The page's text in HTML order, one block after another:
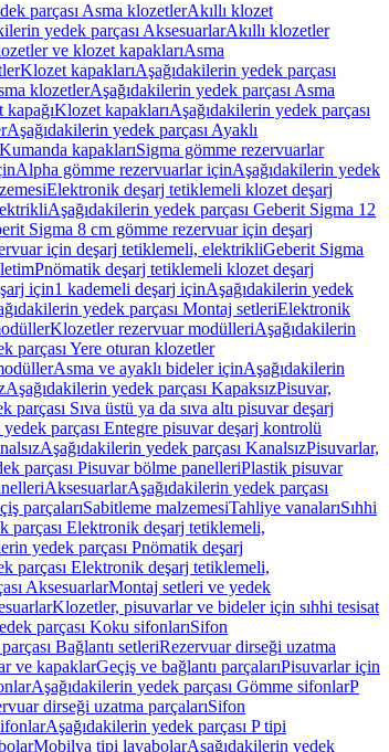
parçası Asma klozetlerAkıllı klozet
yedek parçası AksesuarlarAkıllı klozetler
ve klozet kapaklarıAsma
Klozet kapaklarıAşağıdakilerin yedek parçası
klozetlerAşağıdakilerin yedek parçası Asma
Klozet kapaklarıAşağıdakilerin yedek parçası
Aşağıdakilerin yedek parçası Ayaklı
kapaklarıSigma gömme rezervuarlar
Alpha gömme rezervuarlar içinAşağıdakilerin yedek
Elektronik deşarj tetiklemeli klozet deşarj
Aşağıdakilerin yedek parçası Geberit Sigma 12
Sigma 8 cm gömme rezervuar için deşarj
için deşarj tetiklemeli, elektrikliGeberit Sigma
Pnömatik deşarj tetiklemeli klozet deşarj
için1 kademeli deşarj içinAşağıdakilerin yedek
yedek parçası Montaj setleriElektronik
Klozetler rezervuar modülleriAşağıdakilerin
parçası Yere oturan klozetler
Asma ve ayaklı bideler içinAşağıdakilerin
Aşağıdakilerin yedek parçası KapaksızPisuvar,
parçası Sıva üstü ya da sıva altı pisuvar deşarj
parçası Entegre pisuvar deşarj kontrolü
Aşağıdakilerin yedek parçası KanalsızPisuvarlar,
parçası Pisuvar bölme panelleriPlastik pisuvar
AksesuarlarAşağıdakilerin yedek parçası
parçalarıSabitleme malzemesiTahliye vanalarıSıhhi
parçası Elektronik deşarj tetiklemeli,
yedek parçası Pnömatik deşarj
parçası Elektronik deşarj tetiklemeli,
AksesuarlarMontaj setleri ve yedek
Klozetler, pisuvarlar ve bideler için sıhhi tesisat
parçası Koku sifonlarıSifon
Bağlantı setleriRezervuar dirseği uzatma
ve kapaklarGeçiş ve bağlantı parçalarıPisuvarlar için
Aşağıdakilerin yedek parçası Gömme sifonlarP
dirseği uzatma parçalarıSifon
Aşağıdakilerin yedek parçası P tipi
Mobilya tipi lavabolarAşağıdakilerin yedek